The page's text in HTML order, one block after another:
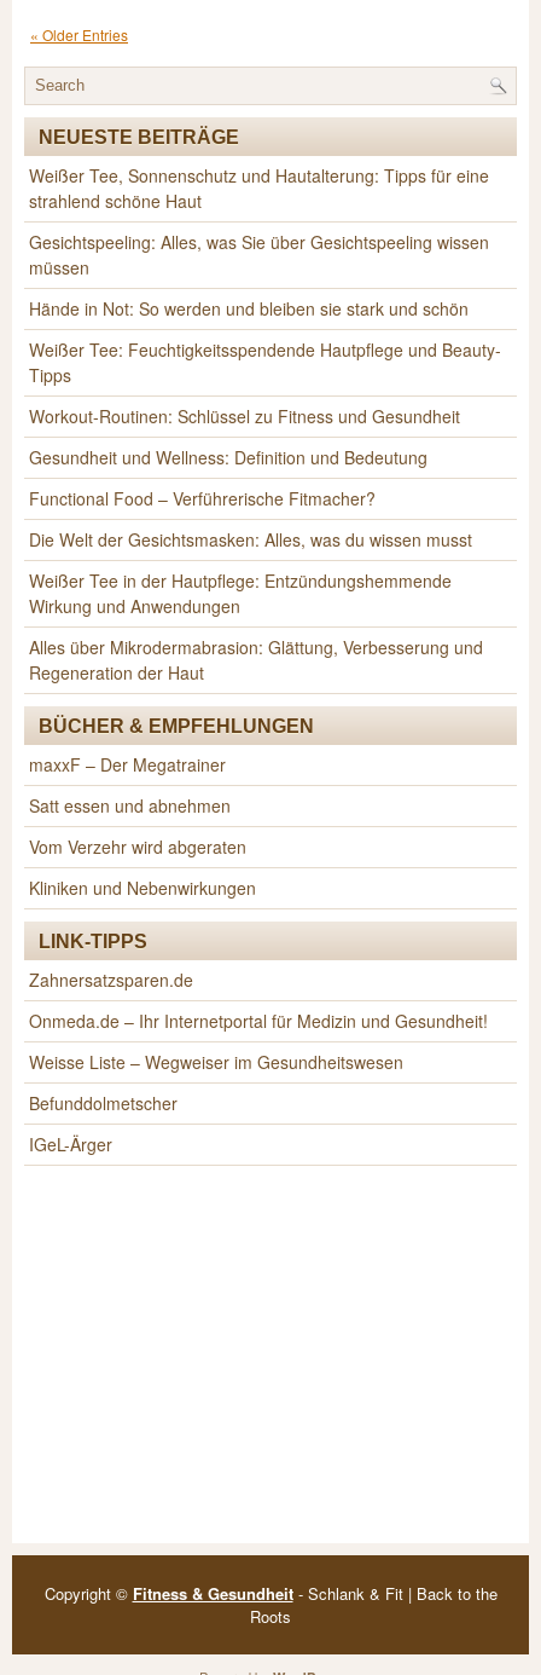
« Older Entries
NEUESTE BEITRÄGE
Weißer Tee, Sonnenschutz und Hautalterung: Tipps für eine
strahlend schöne Haut
Gesichtspeeling: Alles, was Sie über Gesichtspeeling wissen
müssen
Hände in Not: So werden und bleiben sie stark und schön
Weißer Tee: Feuchtigkeitsspendende Hautpflege und Beauty-
Tipps
Workout-Routinen: Schlüssel zu Fitness und Gesundheit
Gesundheit und Wellness: Definition und Bedeutung
Functional Food – Verführerische Fitmacher?
Die Welt der Gesichtsmasken: Alles, was du wissen musst
Weißer Tee in der Hautpflege: Entzündungshemmende
Wirkung und Anwendungen
Alles über Mikrodermabrasion: Glättung, Verbesserung und
Regeneration der Haut
BÜCHER & EMPFEHLUNGEN
maxxF – Der Megatrainer
Satt essen und abnehmen
Vom Verzehr wird abgeraten
Kliniken und Nebenwirkungen
LINK-TIPPS
Zahnersatzsparen.de
Onmeda.de – Ihr Internetportal für Medizin und Gesundheit!
Weisse Liste – Wegweiser im Gesundheitswesen
Befunddolmetscher
IGeL-Ärger
Copyright © Fitness & Gesundheit- Schlank & Fit | Back to the
Roots